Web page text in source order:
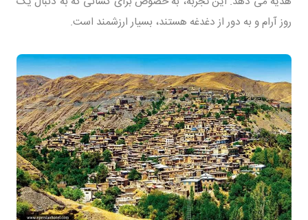
روز آرام و به دور از دغدغه هستند، بسیار ارزشمند است.